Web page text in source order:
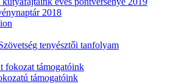
2018
tenyésztői tanfolyam
fokozat támogatóink
támogatóink